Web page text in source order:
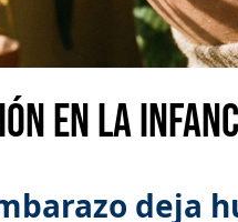
en la
deja